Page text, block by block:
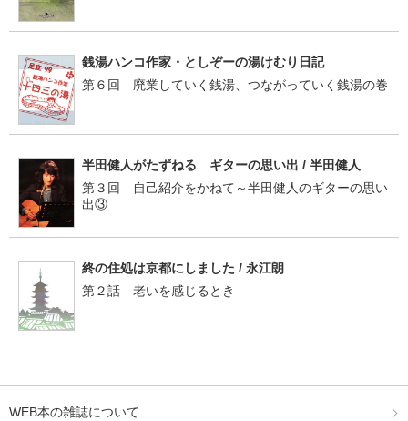
銭湯ハンコ作家・としぞーの湯けむり日記
第６回 廃業していく銭湯、つながっていく銭湯の巻
半田健人がたずねる ギターの思い出 / 半田健人
第３回 自己紹介をかねて～半田健人のギターの思い
出③
終の住処は京都にしました / 永江朗
第２話 老いを感じるとき
WEB本の雑誌について